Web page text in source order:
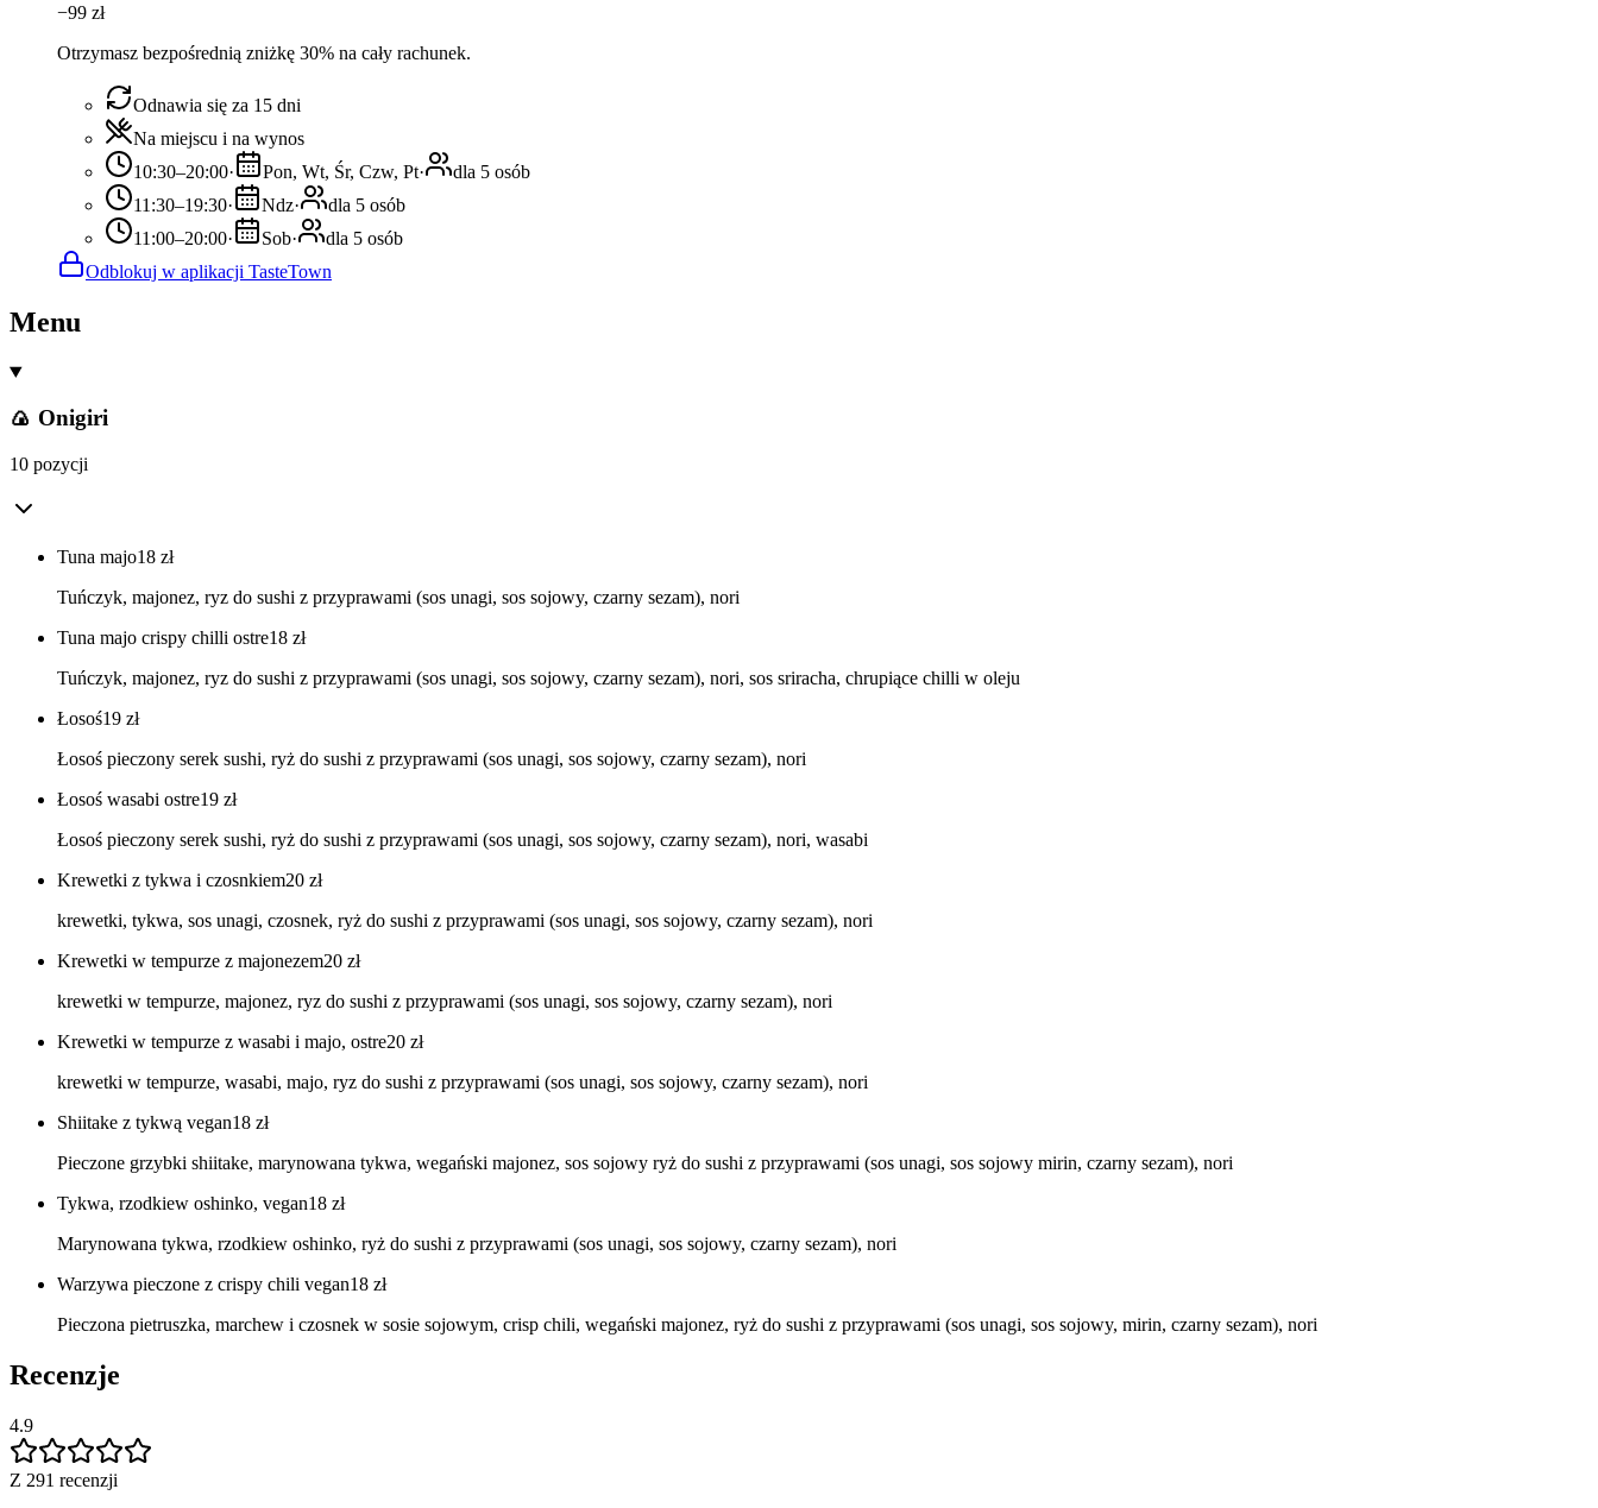
−99 zł
Otrzymasz bezpośrednią zniżkę 30% na cały rachunek.
Odnawia się za 15 dni
Na miejscu i na wynos
10:30–20:00· Pon, Wt, Śr, Czw, Pt·
dla 5 osób
11:30–19:30· Ndz·
dla 5 osób
11:00–20:00· Sob·
dla 5 osób
Odblokuj w aplikacji TasteTown
Menu
🍙 Onigiri
10 pozycji
Tuna majo18 zł
Tuńczyk, majonez, ryz do sushi z przyprawami (sos unagi, sos sojowy, czarny sezam), nori
Tuna majo crispy chilli ostre18 zł
Tuńczyk, majonez, ryz do sushi z przyprawami (sos unagi, sos sojowy, czarny sezam), nori, sos sriracha, chrupiące chilli w oleju
Łosoś19 zł
Łosoś pieczony serek sushi, ryż do sushi z przyprawami (sos unagi, sos sojowy, czarny sezam), nori
Łosoś wasabi ostre19 zł
Łosoś pieczony serek sushi, ryż do sushi z przyprawami (sos unagi, sos sojowy, czarny sezam), nori, wasabi
Krewetki z tykwa i czosnkiem20 zł
krewetki, tykwa, sos unagi, czosnek, ryż do sushi z przyprawami (sos unagi, sos sojowy, czarny sezam), nori
Krewetki w tempurze z majonezem20 zł
krewetki w tempurze, majonez, ryz do sushi z przyprawami (sos unagi, sos sojowy, czarny sezam), nori
Krewetki w tempurze z wasabi i majo, ostre20 zł
krewetki w tempurze, wasabi, majo, ryz do sushi z przyprawami (sos unagi, sos sojowy, czarny sezam), nori
Shiitake z tykwą vegan18 zł
Pieczone grzybki shiitake, marynowana tykwa, wegański majonez, sos sojowy ryż do sushi z przyprawami (sos unagi, sos sojowy mirin, czarny sezam), nori
Tykwa, rzodkiew oshinko, vegan18 zł
Marynowana tykwa, rzodkiew oshinko, ryż do sushi z przyprawami (sos unagi, sos sojowy, czarny sezam), nori
Warzywa pieczone z crispy chili vegan18 zł
Pieczona pietruszka, marchew i czosnek w sosie sojowym, crisp chili, wegański majonez, ryż do sushi z przyprawami (sos unagi, sos sojowy, mirin, czarny sezam), nori
Recenzje
4.9
Z 291 recenzji